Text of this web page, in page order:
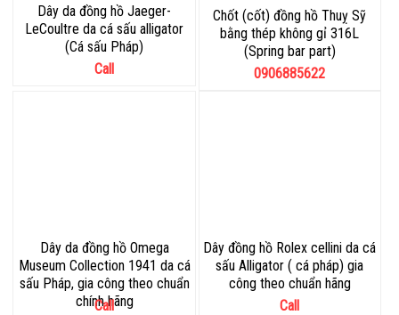
Dây da đồng hồ Jaeger-
LeCoultre da cá sấu alligator
(Cá sấu Pháp)
Call
Chốt (cốt) đồng hồ Thuỵ Sỹ
bằng thép không gỉ 316L
(Spring bar part)
0906885622
Dây da đồng hồ Omega
Museum Collection 1941 da cá
sấu Pháp, gia công theo chuẩn
chính hãng
Call
Dây đồng hồ Rolex cellini da cá
sấu Alligator ( cá pháp) gia
công theo chuẩn hãng
Call